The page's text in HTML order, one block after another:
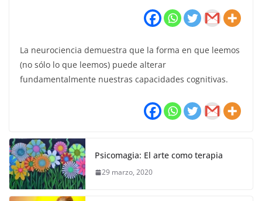
La neurociencia demuestra que la forma en que leemos
(no sólo lo que leemos) puede alterar
fundamentalmente nuestras capacidades cognitivas.
Psicomagia: El arte como terapia
29 marzo, 2020